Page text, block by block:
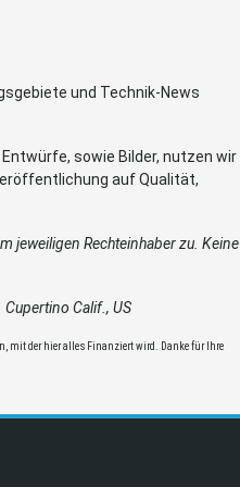
und Technik-News
sowie Bilder, nutzen wir
auf Qualität,
jeweiligen Rechteinhaber zu. Keine
Calif., US
mit der hier alles Finanziert wird. Danke für Ihre